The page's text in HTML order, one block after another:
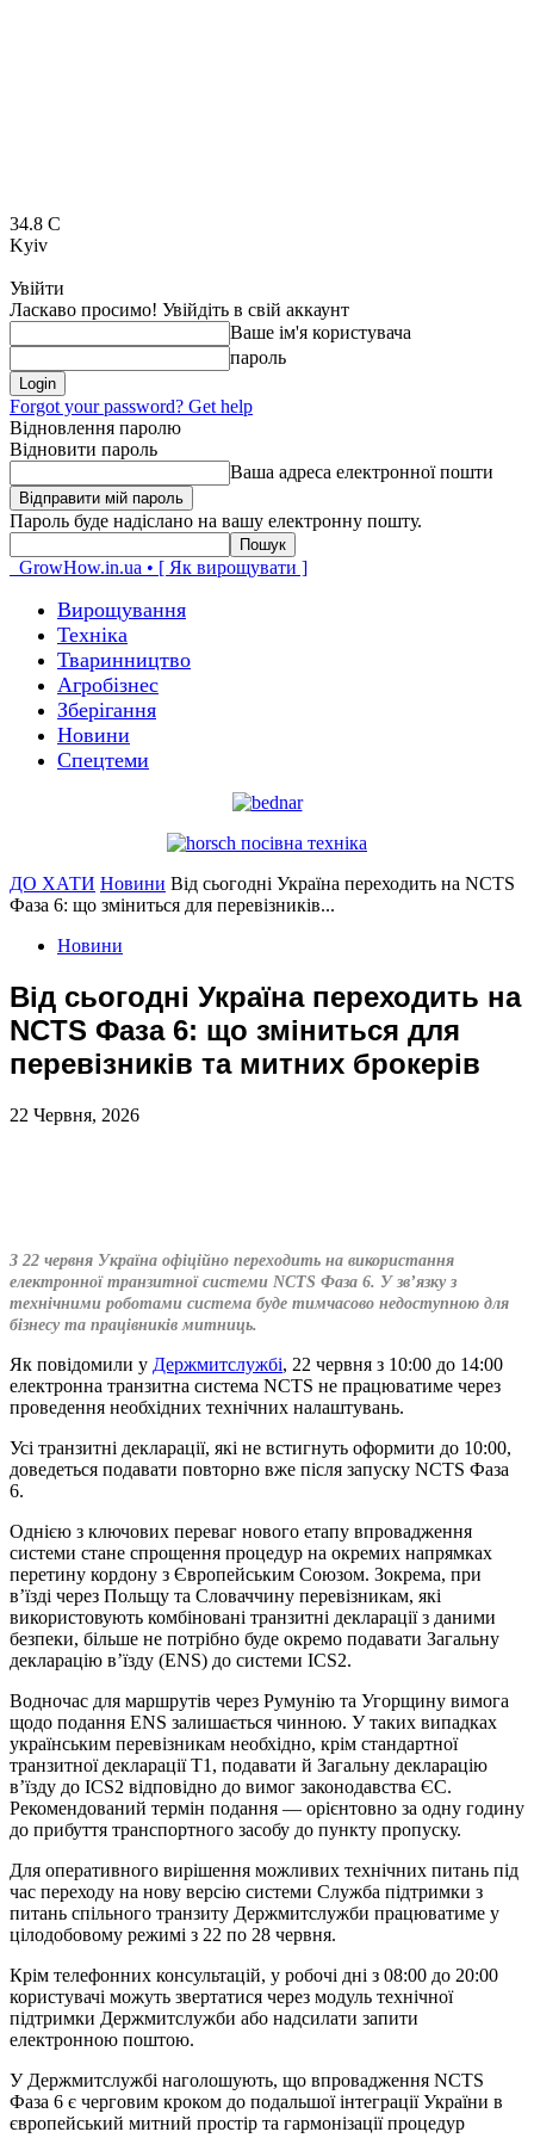
34.8 C
Kyiv
Увійти
Ласкаво просимо! Увійдіть в свій аккаунт
Ваше ім'я користувача
пароль
Forgot your password? Get help
Відновлення паролю
Відновити пароль
Ваша адреса електронної пошти
Пароль буде надіслано на вашу електронну пошту.
GrowHow.in.ua • [ Як вирощувати ]
Вирощування
Техніка
Тваринництво
Агробізнес
Зберігання
Новини
Спецтеми
ДО ХАТИ Новини Від сьогодні Україна переходить на NCTS
Фаза 6: що зміниться для перевізників...
Новини
Від сьогодні Україна переходить на
NCTS Фаза 6: що зміниться для
перевізників та митних брокерів
22 Червня, 2026
З 22 червня Україна офіційно переходить на використання
електронної транзитної системи NCTS Фаза 6. У зв’язку з
технічними роботами система буде тимчасово недоступною для
бізнесу та працівників митниць.
Як повідомили у Держмитслужбі, 22 червня з 10:00 до 14:00
електронна транзитна система NCTS не працюватиме через
проведення необхідних технічних налаштувань.
Усі транзитні декларації, які не встигнуть оформити до 10:00,
доведеться подавати повторно вже після запуску NCTS Фаза
6.
Однією з ключових переваг нового етапу впровадження
системи стане спрощення процедур на окремих напрямках
перетину кордону з Європейським Союзом. Зокрема, при
в’їзді через Польщу та Словаччину перевізникам, які
використовують комбіновані транзитні декларації з даними
безпеки, більше не потрібно буде окремо подавати Загальну
декларацію в’їзду (ENS) до системи ICS2.
Водночас для маршрутів через Румунію та Угорщину вимога
щодо подання ENS залишається чинною. У таких випадках
українським перевізникам необхідно, крім стандартної
транзитної декларації Т1, подавати й Загальну декларацію
в’їзду до ICS2 відповідно до вимог законодавства ЄС.
Рекомендований термін подання — орієнтовно за одну годину
до прибуття транспортного засобу до пункту пропуску.
Для оперативного вирішення можливих технічних питань під
час переходу на нову версію системи Служба підтримки з
питань спільного транзиту Держмитслужби працюватиме у
цілодобовому режимі з 22 по 28 червня.
Крім телефонних консультацій, у робочі дні з 08:00 до 20:00
користувачі можуть звертатися через модуль технічної
підтримки Держмитслужби або надсилати запити
електронною поштою.
У Держмитслужбі наголошують, що впровадження NCTS
Фаза 6 є черговим кроком до подальшої інтеграції України в
європейський митний простір та гармонізації процедур